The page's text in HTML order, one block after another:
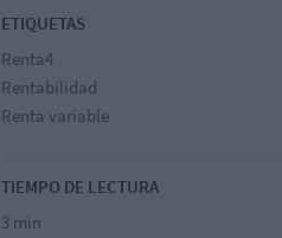
ETIQUETAS
Renta4
Rentabilidad
Renta variable
TIEMPO DE LECTURA
3 min